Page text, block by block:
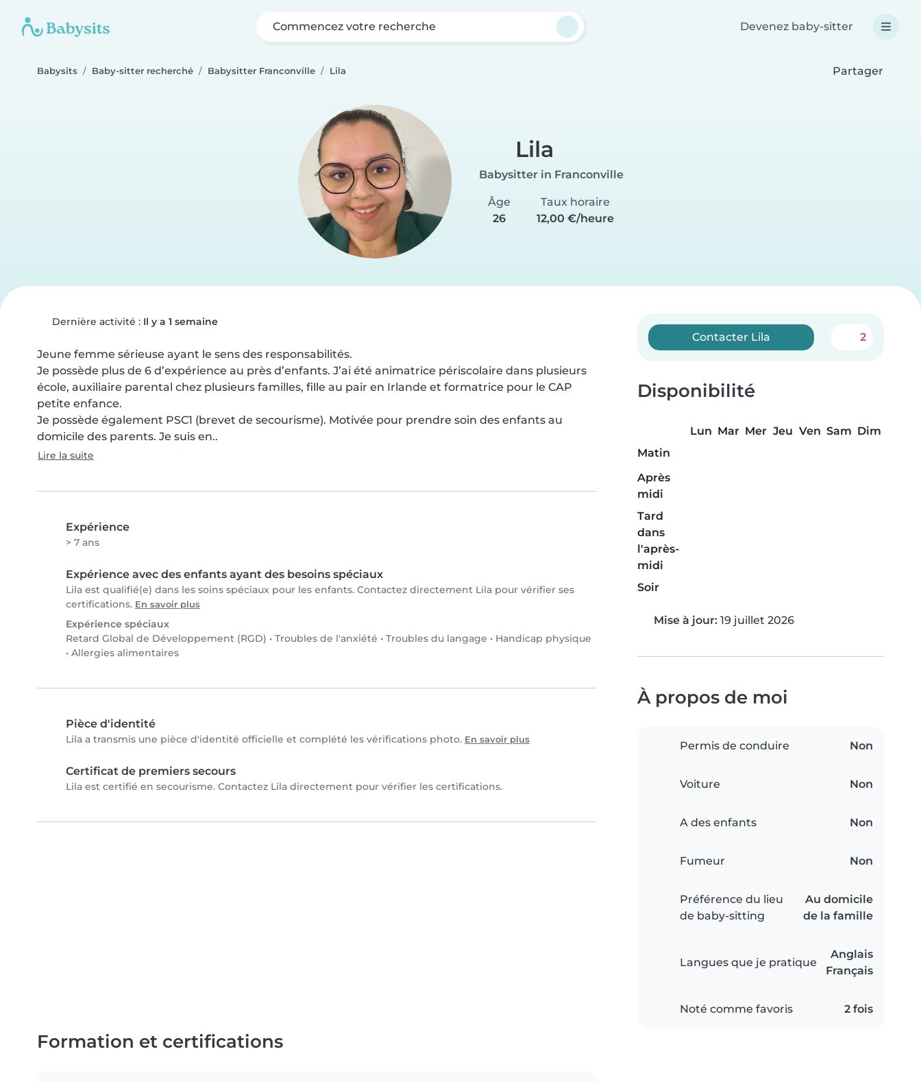
Commencez votre recherche Devenez baby-sitter
Babysits Baby-sitter recherché Babysitter Franconville Lila Partager
Lila
Babysitter in Franconville
Âge
26
Taux horaire
12,00 €/heure
Dernière activité : Il y a 1 semaine
Jeune femme sérieuse ayant le sens des responsabilités.
Je possède plus de 6 d’expérience au près d’enfants. J’ai été animatrice périscolaire dans plusieurs
école, auxiliaire parental chez plusieurs familles, fille au pair en Irlande et formatrice pour le CAP
petite enfance.
Je possède également PSC1 (brevet de secourisme). Motivée pour prendre soin des enfants au
domicile des parents. Je suis en..
Lire la suite
Expérience
> 7 ans
Expérience avec des enfants ayant des besoins spéciaux
Lila est qualifié(e) dans les soins spéciaux pour les enfants. Contactez directement Lila pour vérifier ses
certifications. En savoir plus
Expérience spéciaux
Retard Global de Développement (RGD) • Troubles de l'anxiété • Troubles du langage • Handicap physique
• Allergies alimentaires
Pièce d'identité
Lila a transmis une pièce d'identité officielle et complété les vérifications photo. En savoir plus
Certificat de premiers secours
Lila est certifié en secourisme. Contactez Lila directement pour vérifier les certifications.
Contacter Lila 2
Disponibilité
Lun Mar Mer Jeu Ven Sam Dim
Matin
Après
midi
Tard
dans
l'après-
midi
Soir
Mise à jour: 19 juillet 2026
À propos de moi
Permis de conduire Non
Voiture Non
A des enfants Non
Fumeur Non
Préférence du lieu
de baby-sitting
Au domicile
de la famille
Langues que je pratique
Anglais
Français
Noté comme favoris 2 fois
Formation et certifications